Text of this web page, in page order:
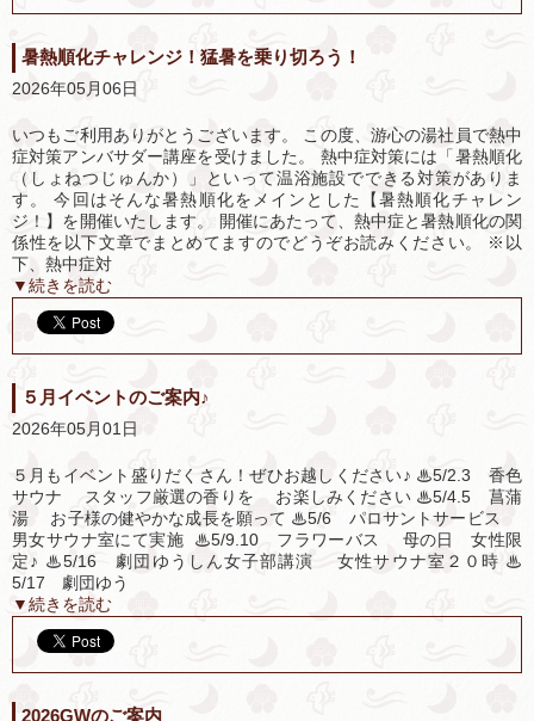
暑熱順化チャレンジ！猛暑を乗り切ろう！
2026年05月06日
いつもご利用ありがとうございます。 この度、游心の湯社員で熱中
症対策アンバサダー講座を受けました。 熱中症対策には「暑熱順化
（しょねつじゅんか）」といって温浴施設でできる対策がありま
す。 今回はそんな暑熱順化をメインとした【暑熱順化チャレン
ジ！】を開催いたします。 開催にあたって、熱中症と暑熱順化の関
係性を以下文章でまとめてますのでどうぞお読みください。 ※以
下、熱中症対
▼続きを読む
５月イベントのご案内♪
2026年05月01日
５月もイベント盛りだくさん！ぜひお越しください♪ ♨5/2.3 香色
サウナ スタッフ厳選の香りを お楽しみください ♨5/4.5 菖蒲
湯 お子様の健やかな成長を願って ♨5/6 パロサントサービス
男女サウナ室にて実施 ♨5/9.10 フラワーバス 母の日 女性限
定♪ ♨5/16 劇団ゆうしん女子部講演 女性サウナ室２０時 ♨
5/17 劇団ゆう
▼続きを読む
2026GWのご案内